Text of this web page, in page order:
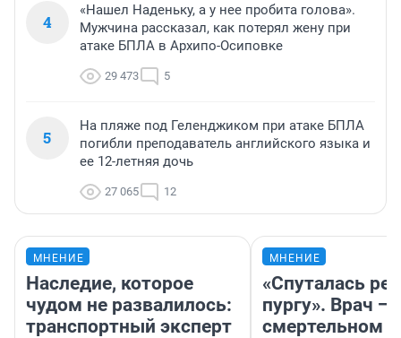
4
«Нашел Наденьку, а у нее пробита голова».
Мужчина рассказал, как потерял жену при
атаке БПЛА в Архипо-Осиповке
29 473 5
5
На пляже под Геленджиком при атаке БПЛА
погибли преподаватель английского языка и
ее 12-летняя дочь
27 065 12
МНЕНИЕ
Наследие, которое
чудом не развалилось:
транспортный эксперт
МНЕНИЕ
«Спуталась
пургу». Врач —
смертельном